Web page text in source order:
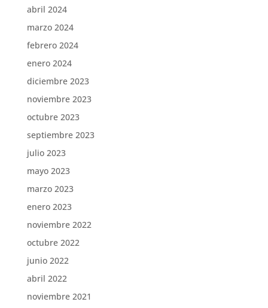
abril 2024
marzo 2024
febrero 2024
enero 2024
diciembre 2023
noviembre 2023
octubre 2023
septiembre 2023
julio 2023
mayo 2023
marzo 2023
enero 2023
noviembre 2022
octubre 2022
junio 2022
abril 2022
noviembre 2021